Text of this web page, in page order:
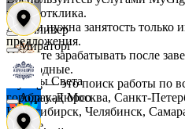
Гулливер
Дары Света
Мираторг
Абрау-Дюрсо
после отклика.
А если нужна занятость только
предложения.
Начните зарабатывать после
в выходные.
MyGig — это поиск работы по
города как Москва, Санкт-
Новосибирск, Челябинск,
другие.